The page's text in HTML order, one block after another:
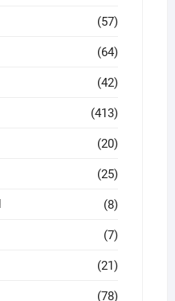
(57)
(64)
(42)
(413)
(20)
(25)
(8)
(7)
(21)
(78)